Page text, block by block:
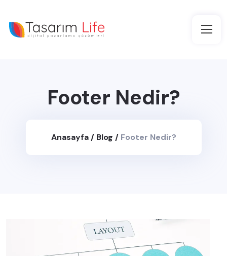
Footer Nedir?
Anasayfa / Blog / Footer Nedir?